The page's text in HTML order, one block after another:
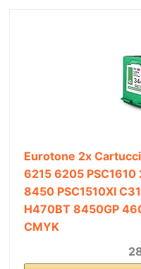
Eurotone 2x
6215 6205
8450 PSC1510XI
H470BT 8450GP
CMYK